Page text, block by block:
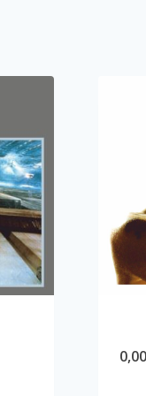
0,00